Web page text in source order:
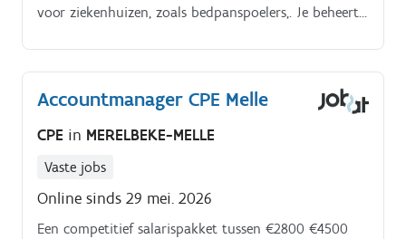
voor ziekenhuizen, zoals bedpanspoelers,. Je beheert
ziekenhuissector en gaat actief op zoek naar nieuwe
commerciële opportuniteiten.
Accountmanager CPE Melle
CPE in MERELBEKE-MELLE
Vaste jobs
Online sinds 29 mei. 2026
Een competitief salarispakket tussen €2800 €4500